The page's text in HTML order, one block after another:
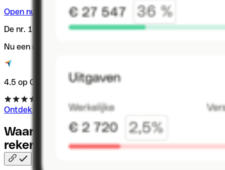
Open nu een zakelijke rekening
De nr. 1 online zakelijke rekening
Nu een maand gratis testen.
4.5 op Capterra
Ontdek nu de zakelijke rekening
Waarom je tóch een zakelijke
rekening
wil